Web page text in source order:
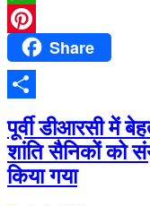
WhatsApp
PinterestShare
Share
पूर्वी डीआरसी में
शांति सैनिकों को
किया गया